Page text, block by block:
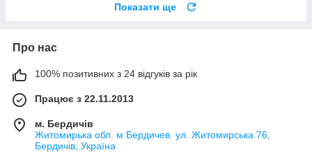
Показати ще
Про нас
100% позитивних з 24 відгуків за рік
Працює з 22.11.2013
м. Бердичів
Житомирька обл. м Бердичев. ул. Житомирська.76,
Бердичів, Україна